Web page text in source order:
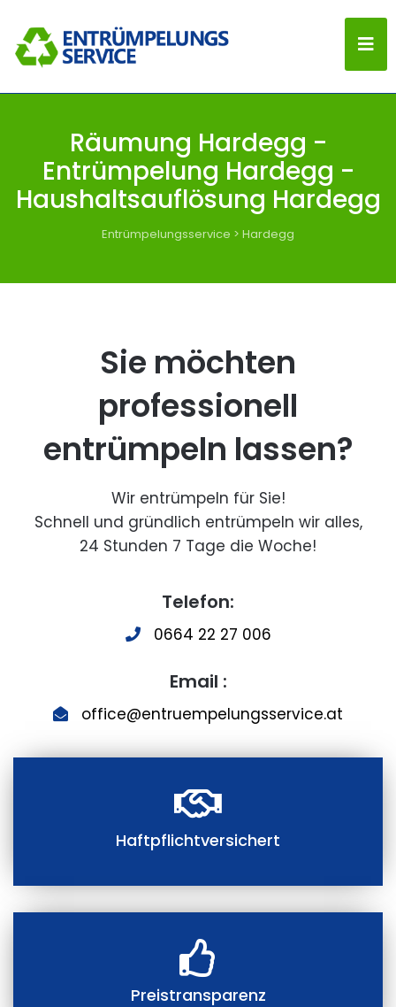
Räumung Hardegg -
Entrümpelung Hardegg -
Haushaltsauflösung Hardegg
Entrümpelungsservice > Hardegg
Sie möchten
professionell
entrümpeln lassen?
Wir entrümpeln für Sie!
Schnell und gründlich entrümpeln wir alles,
24 Stunden 7 Tage die Woche!
Telefon:
0664 22 27 006
Email :
office@entruempelungsservice.at
Haftpflichtversichert
Preistransparenz